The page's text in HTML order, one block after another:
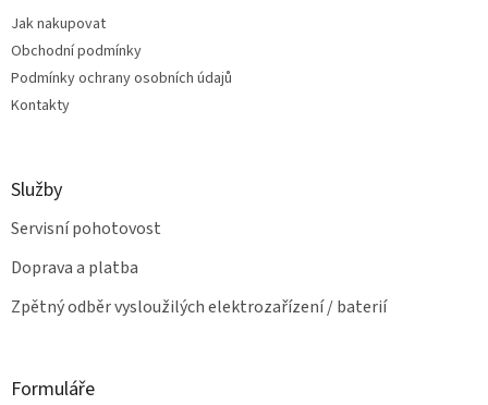
Jak nakupovat
Obchodní podmínky
Podmínky ochrany osobních údajů
Kontakty
Služby
Servisní pohotovost
Doprava a platba
Zpětný odběr vysloužilých elektrozařízení / baterií
Formuláře